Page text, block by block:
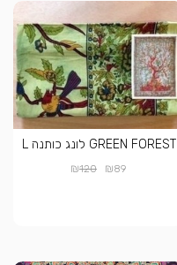
GREEN FOREST לונג כותנה L
₪89
₪120